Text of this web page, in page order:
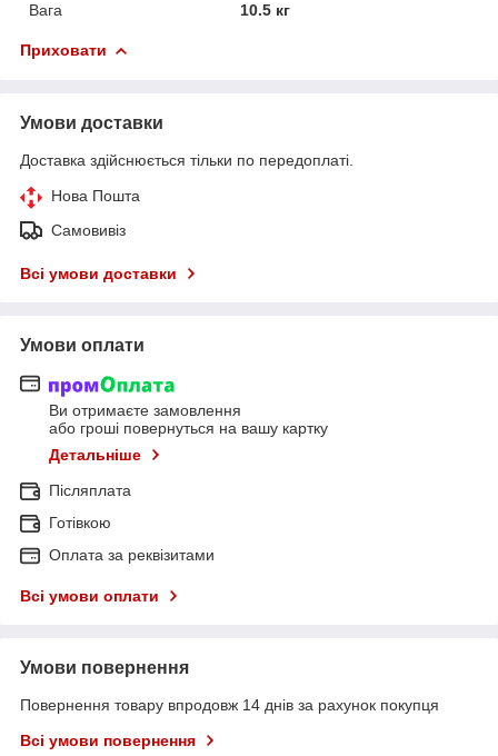
Вага
10.5 кг
Приховати
Умови доставки
Доставка здійснюється тільки по передоплаті.
Нова Пошта
Самовивіз
Всі умови доставки
Умови оплати
Ви отримаєте замовлення
або гроші повернуться на вашу картку
Детальніше
Післяплата
Готівкою
Оплата за реквізитами
Всі умови оплати
Умови повернення
Повернення товару впродовж 14 днів за рахунок покупця
Всі умови повернення